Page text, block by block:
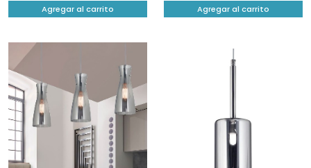
Agregar al carrito
Agregar al carrito